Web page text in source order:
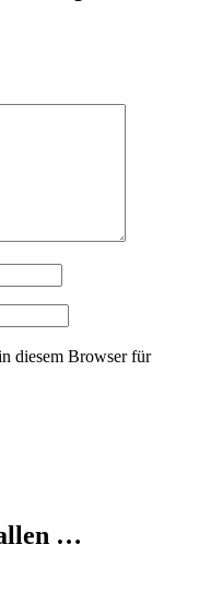
diesem Browser für
…